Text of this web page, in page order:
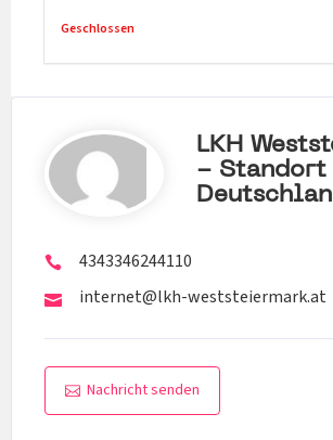
Geschlossen
LKH
- Standort
4343346244110
internet@lkh-weststeiermark.at
Nachricht senden